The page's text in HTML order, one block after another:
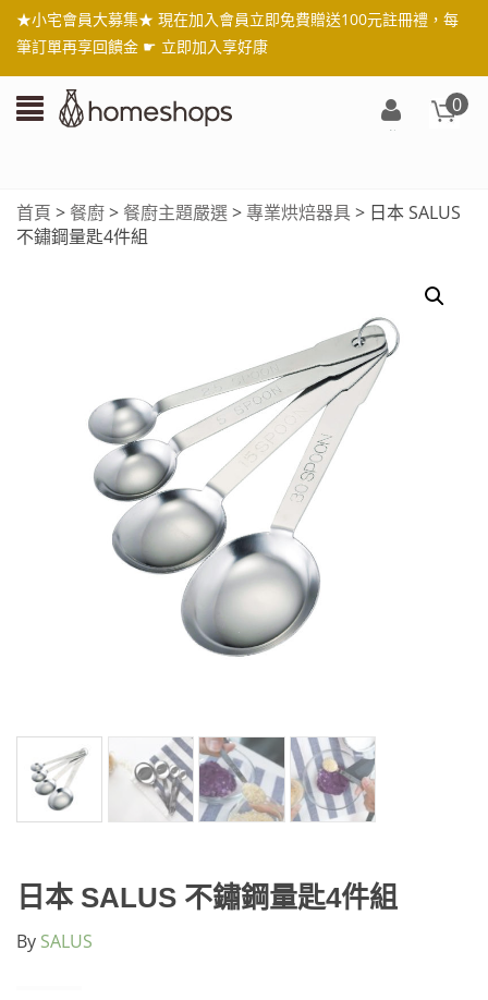
★小宅會員大募集★ 現在加入會員立即免費贈送100元註冊禮，每
筆訂單再享回饋金 ☛ 立即加入享好康
0
冊
首頁 > 餐廚> 餐廚主題嚴選>專業烘焙器具> 日本 SALUS
不鏽鋼量匙4件組
日本 SALUS 不鏽鋼量匙4件組
By SALUS